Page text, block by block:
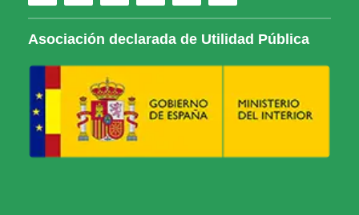
Asociación declarada de Utilidad Pública